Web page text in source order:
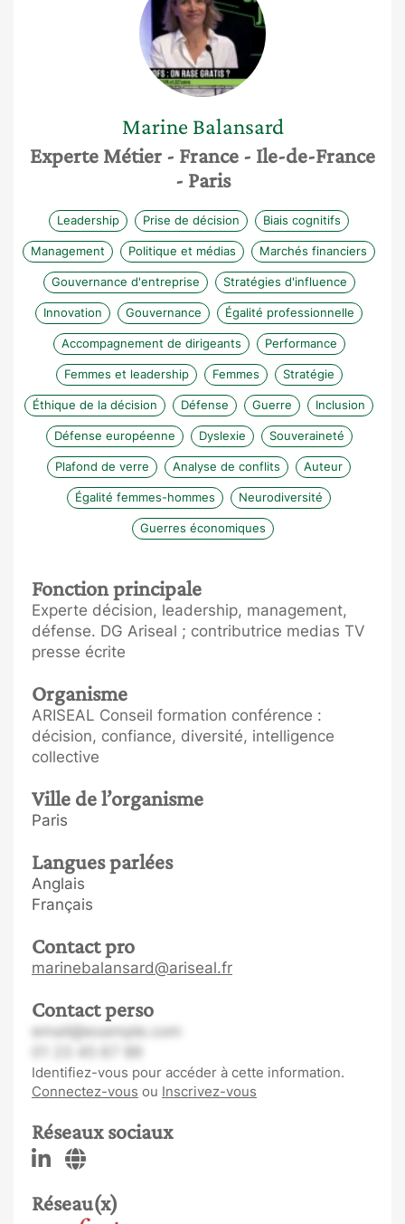
Marine Balansard
Experte Métier - France - Ile-de-France
- Paris
Leadership Prise de décision Biais cognitifs
Management Politique et médias Marchés financiers
Gouvernance d'entreprise Stratégies d'influence
Innovation Gouvernance Égalité professionnelle
Accompagnement de dirigeants Performance
Femmes et leadership Femmes Stratégie
Éthique de la décision Défense Guerre Inclusion
Défense européenne Dyslexie Souveraineté
Plafond de verre Analyse de conflits Auteur
Égalité femmes-hommes Neurodiversité
Guerres économiques
Fonction principale
Experte décision, leadership, management,
défense. DG Ariseal ; contributrice medias TV
presse écrite
Organisme
ARISEAL Conseil formation conférence :
décision, confiance, diversité, intelligence
collective
Ville de l’organisme
Paris
Langues parlées
Anglais
Français
Contact pro
marinebalansard@ariseal.fr
Contact perso
email@example.com
Identifiez-vous pour accéder à cette information.
Connectez-vous ou Inscrivez-vous
Réseaux sociaux
Réseau(x)